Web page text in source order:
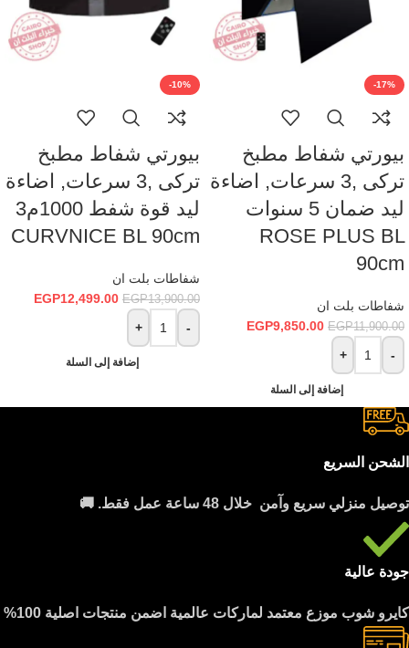
-17%
بيورتي شفاط مطبخ
تركى ,3 سرعات, اضاءة
ليد ضمان 5 سنوات
ROSE PLUS BL
90cm
شفاطات بلت ان
EGP11,900.00
EGP9,850.00
-
+
إضافة إلى السلة
-10%
بيورتي شفاط مطبخ
تركى ,3 سرعات, اضاءة
ليد قوة شفط 1000م3
CURVNICE BL 90cm
شفاطات بلت ان
EGP13,900.00
EGP12,499.00
-
+
إضافة إلى السلة
الشحن السريع
توصيل منزلي سريع وآمن خلال 48 ساعة عمل فقط. 🚚
جودة عالية
كايرو شوب موزع معتمد لماركات عالمية اضمن منتجات اصلية 100%